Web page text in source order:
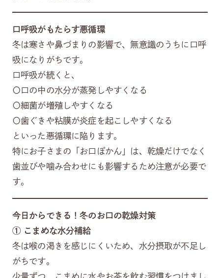
口呼吸がもたらす悪循環
冬は寒さや鼻づまりの影響で、無意識のうちに口呼
吸になりがちです。
口呼吸が続くと、
〇口の中の水分が蒸発しやすくなる
〇細菌が増殖しやすくなる
〇歯ぐきや粘膜が炎症を起こしやすくなる
といった悪循環に陥ります。
特にお子さまの「お口ぽかん」は、乾燥だけでなく
歯並びや噛み合わせにも影響するため注意が必要で
す。
今日からできる！冬のお口の乾燥対策
① こまめな水分補給
冬は喉の渇きを感じにくいため、水分摂取が不足し
がちです。